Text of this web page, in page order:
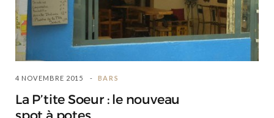
4 NOVEMBRE 2015 BARS
La P’tite Soeur : le nouveau